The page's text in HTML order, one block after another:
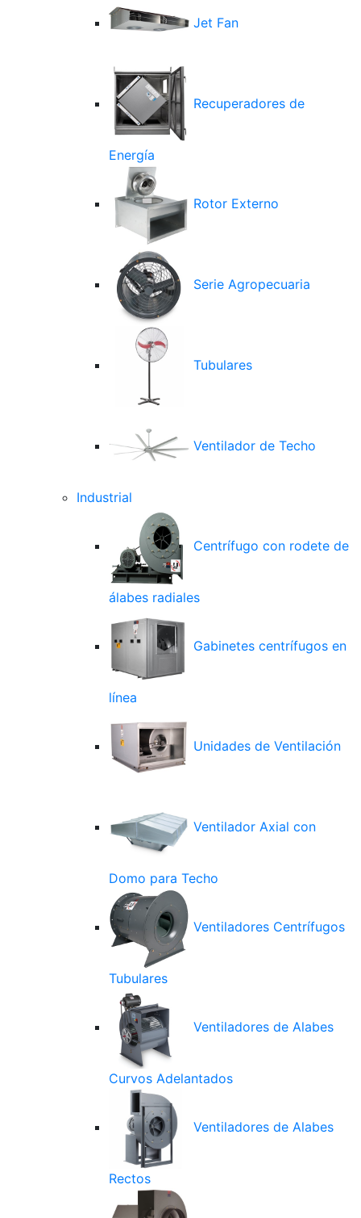
Jet Fan
Recuperadores de
Energía
Rotor Externo
Serie Agropecuaria
Tubulares
Ventilador de Techo
Industrial
Centrífugo con rodete de
álabes radiales
Gabinetes centrífugos en
línea
Unidades de Ventilación
Ventilador Axial con
Domo para Techo
Ventiladores Centrífugos
Tubulares
Ventiladores de Alabes
Curvos Adelantados
Ventiladores de Alabes
Rectos